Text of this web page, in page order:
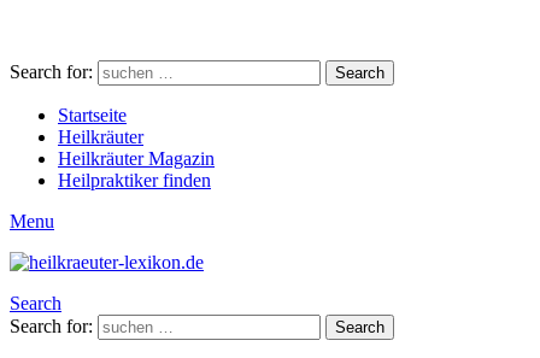
Search for: Search
Startseite
Heilkräuter
Heilkräuter Magazin
Heilpraktiker finden
Menu
Search
Search for:
Search